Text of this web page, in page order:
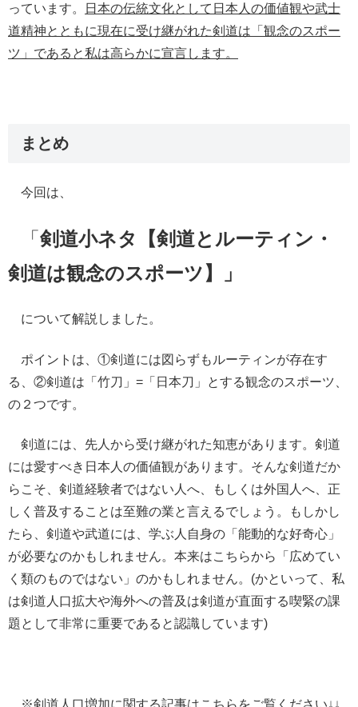
っています。
日本の伝統文化として日本人の価値観や武士
道精神とともに現在に受け継がれた剣道は「観念のスポー
ツ」であると私は高らかに宣言します。
まとめ
今回は、
「 剣道小ネタ【剣道とルーティン・
剣道は観念のスポーツ】
」
について解説しました。
ポイントは、①剣道には図らずもルーティンが存在す
る、②剣道は「竹刀」=「日本刀」とする観念のスポーツ、
の２つです。
剣道には、先人から受け継がれた知恵があります。剣道
には愛すべき日本人の価値観があります。そんな剣道だか
らこそ、剣道経験者ではない人へ、もしくは外国人へ、正
しく普及することは至難の業と言えるでしょう。もしかし
たら、剣道や武道には、学ぶ人自身の「能動的な好奇心」
が必要なのかもしれません。本来はこちらから「広めてい
く類のものではない」のかもしれません。(かといって、私
は剣道人口拡大や海外への普及は剣道が直面する喫緊の課
題として非常に重要であると認識しています)
※剣道人口増加に関する記事はこちらをご覧ください↓↓